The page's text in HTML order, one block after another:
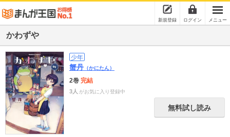
新規登録 ログイン メニュー
かわずや
少年
蟹丹 （かにたん）
2巻 完結
3人 がお気に入り登録中
無料試し読み